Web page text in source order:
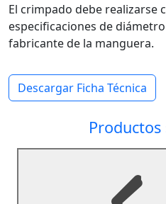
El crimpado debe realizarse
especificaciones de
fabricante de la manguera.
Descargar Ficha Técnica